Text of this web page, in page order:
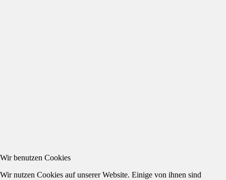
Wir benutzen Cookies
Wir nutzen Cookies auf unserer Website. Einige von ihnen sind